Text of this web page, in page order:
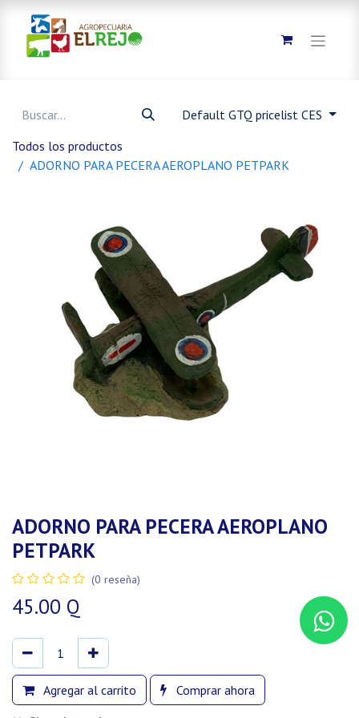
Default GTQ pricelist CES
Todos los productos
ADORNO PARA PECERA AEROPLANO PETPARK
ADORNO PARA PECERA AEROPLANO
PETPARK
(0 reseña)
45.00 Q
Agregar al carrito
Comprar ahora